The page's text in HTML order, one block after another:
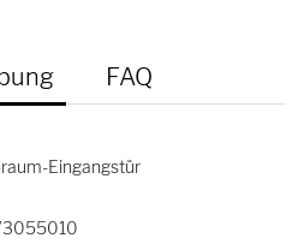
FAQ
Eingangstür